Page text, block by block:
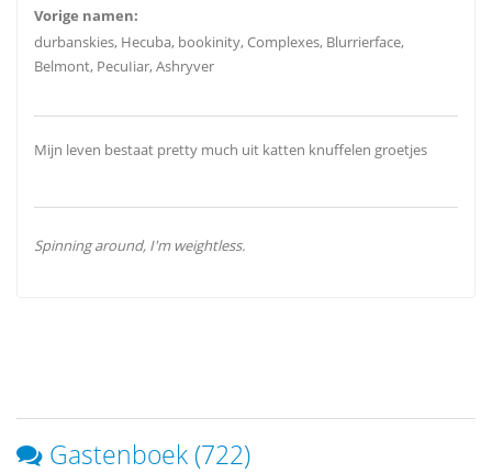
Vorige namen:
durbanskies, Hecuba, bookinity, Complexes, Blurrierface,
Belmont, PecuIiar, Ashryver
Mijn leven bestaat pretty much uit katten knuffelen groetjes
Spinning around, I'm weightless.
Gastenboek (722)